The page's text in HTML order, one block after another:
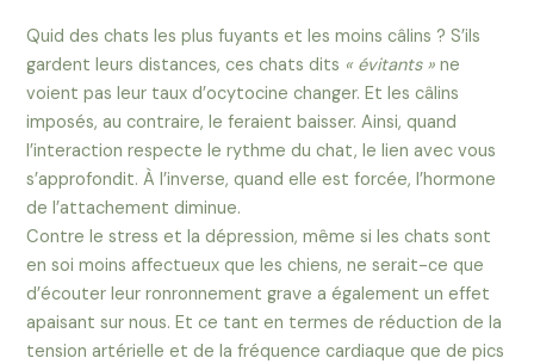
Quid des chats les plus fuyants et les moins câlins ? S’ils
gardent leurs distances, ces chats dits « évitants » ne
voient pas leur taux d’ocytocine changer. Et les câlins
imposés, au contraire, le feraient baisser. Ainsi, quand
l’interaction respecte le rythme du chat, le lien avec vous
s’approfondit. À l’inverse, quand elle est forcée, l’hormone
de l’attachement diminue.
Contre le stress et la dépression, même si les chats sont
en soi moins affectueux que les chiens, ne serait-ce que
d’écouter leur ronronnement grave a également un effet
apaisant sur nous. Et ce tant en termes de réduction de la
tension artérielle et de la fréquence cardiaque que de pics